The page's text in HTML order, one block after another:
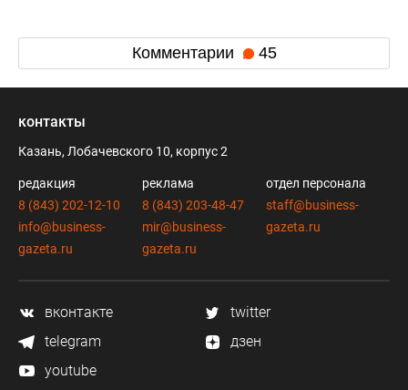
Комментарии 45
контакты
Казань, Лобачевского 10, корпус 2
редакция
8 (843) 202-12-10
info@business-
gazeta.ru
реклама
8 (843) 203-48-47
mir@business-
gazeta.ru
отдел персонала
staff@business-
gazeta.ru
вконтакте
twitter
telegram
дзен
youtube